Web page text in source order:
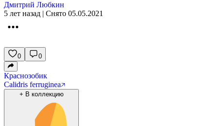
Дмитрий Любкин
5 лет назад | Снято 05.05.2021
0 0
Краснозобик
Calidris ferruginea
+ В коллекцию